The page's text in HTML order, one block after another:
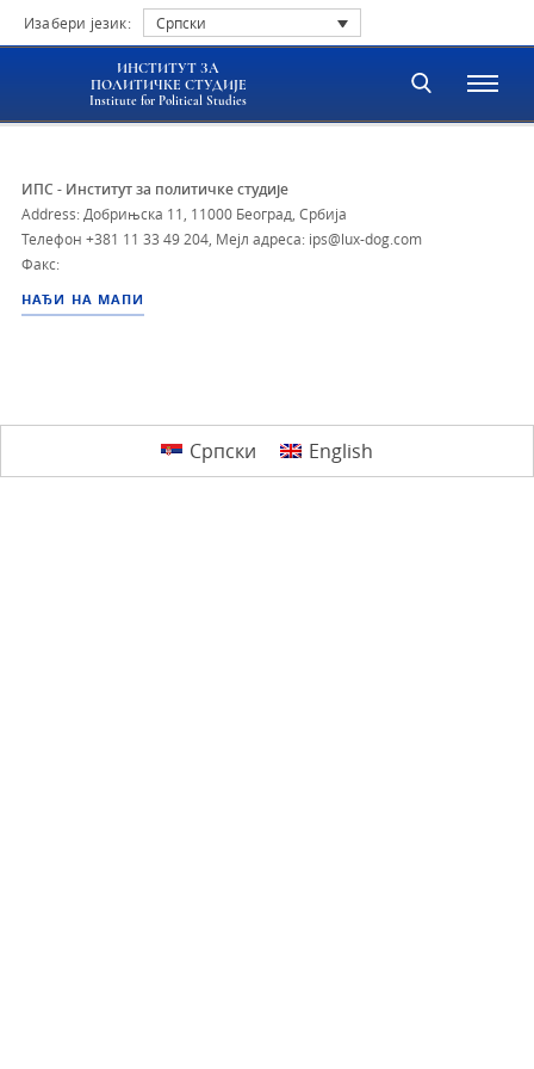
Изабери језик: Српски
ИНСТИТУТ ЗА
ПОЛИТИЧКЕ СТУДИЈЕ
Institute for Political Studies
ИПС - Институт за политичке студије
Address: Добрињска 11, 11000 Београд, Србија
Телефон +381 11 33 49 204 Мејл адреса: ips@lux-dog.com
Факс:
НАЂИ НА МАПИ
Српски English